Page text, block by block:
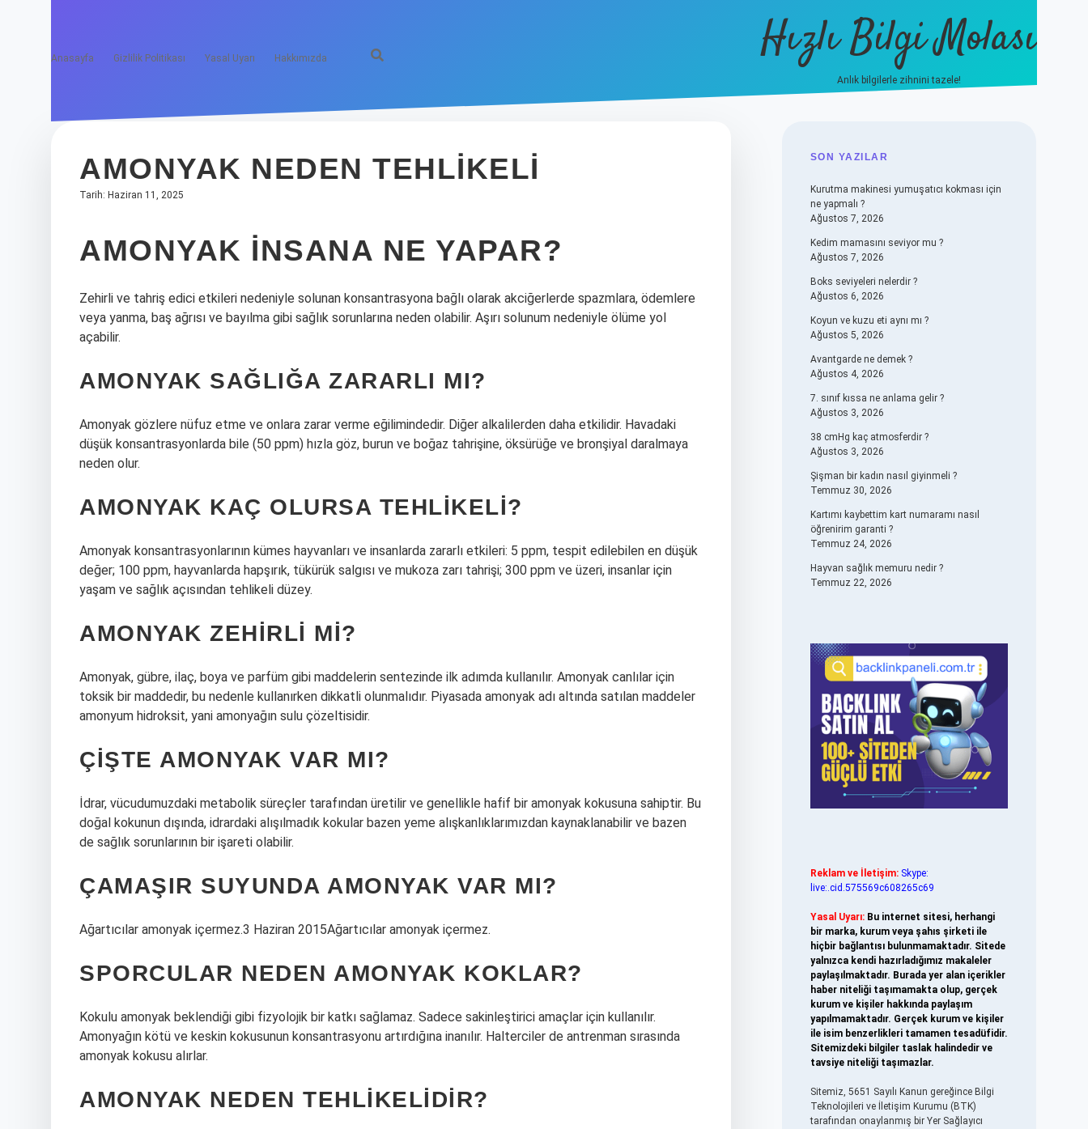
Anasayfa Gizlilik Politikası Yasal Uyarı Hakkımızda Hızlı Bilgi Molası
Anlık bilgilerle zihnini tazele!
AMONYAK NEDEN TEHLIKELI
Tarih: Haziran 11, 2025
AMONYAK INSANA NE YAPAR?
Zehirli ve tahriş edici etkileri nedeniyle solunan konsantrasyona bağlı olarak akciğerlerde spazmlara, ödemlere
veya yanma, baş ağrısı ve bayılma gibi sağlık sorunlarına neden olabilir. Aşırı solunum nedeniyle ölüme yol
açabilir.
AMONYAK SAĞLIĞA ZARARLI MI?
Amonyak gözlere nüfuz etme ve onlara zarar verme eğilimindedir. Diğer alkalilerden daha etkilidir. Havadaki
düşük konsantrasyonlarda bile (50 ppm) hızla göz, burun ve boğaz tahrişine, öksürüğe ve bronşiyal daralmaya
neden olur.
AMONYAK KAÇ OLURSA TEHLIKELI?
Amonyak konsantrasyonlarının kümes hayvanları ve insanlarda zararlı etkileri: 5 ppm, tespit edilebilen en düşük
değer; 100 ppm, hayvanlarda hapşırık, tükürük salgısı ve mukoza zarı tahrişi; 300 ppm ve üzeri, insanlar için
yaşam ve sağlık açısından tehlikeli düzey.
AMONYAK ZEHIRLI MI?
Amonyak, gübre, ilaç, boya ve parfüm gibi maddelerin sentezinde ilk adımda kullanılır. Amonyak canlılar için
toksik bir maddedir, bu nedenle kullanırken dikkatli olunmalıdır. Piyasada amonyak adı altında satılan maddeler
amonyum hidroksit, yani amonyağın sulu çözeltisidir.
ÇIŞTE AMONYAK VAR MI?
İdrar, vücudumuzdaki metabolik süreçler tarafından üretilir ve genellikle hafif bir amonyak kokusuna sahiptir. Bu
doğal kokunun dışında, idrardaki alışılmadık kokular bazen yeme alışkanlıklarımızdan kaynaklanabilir ve bazen
de sağlık sorunlarının bir işareti olabilir.
ÇAMAŞIR SUYUNDA AMONYAK VAR MI?
Ağartıcılar amonyak içermez.3 Haziran 2015Ağartıcılar amonyak içermez.
SPORCULAR NEDEN AMONYAK KOKLAR?
Kokulu amonyak beklendiği gibi fizyolojik bir katkı sağlamaz. Sadece sakinleştirici amaçlar için kullanılır.
Amonyağın kötü ve keskin kokusunun konsantrasyonu artırdığına inanılır. Halterciler de antrenman sırasında
amonyak kokusu alırlar.
AMONYAK NEDEN TEHLIKELIDIR?
SIDEBAR
SON YAZILAR
Kurutma makinesi yumuşatıcı kokması için
ne yapmalı ?
Ağustos 7, 2026
Kedim mamasını seviyor mu ?
Ağustos 7, 2026
Boks seviyeleri nelerdir ?
Ağustos 6, 2026
Koyun ve kuzu eti aynı mı ?
Ağustos 5, 2026
Avantgarde ne demek ?
Ağustos 4, 2026
7. sınıf kıssa ne anlama gelir ?
Ağustos 3, 2026
38 cmHg kaç atmosferdir ?
Ağustos 3, 2026
Şişman bir kadın nasıl giyinmeli ?
Temmuz 30, 2026
Kartımı kaybettim kart numaramı nasıl
öğrenirim garanti ?
Temmuz 24, 2026
Hayvan sağlık memuru nedir ?
Temmuz 22, 2026
Reklam ve İletişim: Skype:
live:.cid.575569c608265c69
Yasal Uyarı: Bu internet sitesi, herhangi
bir marka, kurum veya şahıs şirketi ile
hiçbir bağlantısı bulunmamaktadır. Sitede
yalnızca kendi hazırladığımız makaleler
paylaşılmaktadır. Burada yer alan içerikler
haber niteliği taşımamakta olup, gerçek
kurum ve kişiler hakkında paylaşım
yapılmamaktadır. Gerçek kurum ve kişiler
ile isim benzerlikleri tamamen tesadüfidir.
Sitemizdeki bilgiler taslak halindedir ve
tavsiye niteliği taşımazlar.
Sitemiz, 5651 Sayılı Kanun gereğince Bilgi
Teknolojileri ve İletişim Kurumu (BTK)
tarafından onaylanmış bir Yer Sağlayıcı